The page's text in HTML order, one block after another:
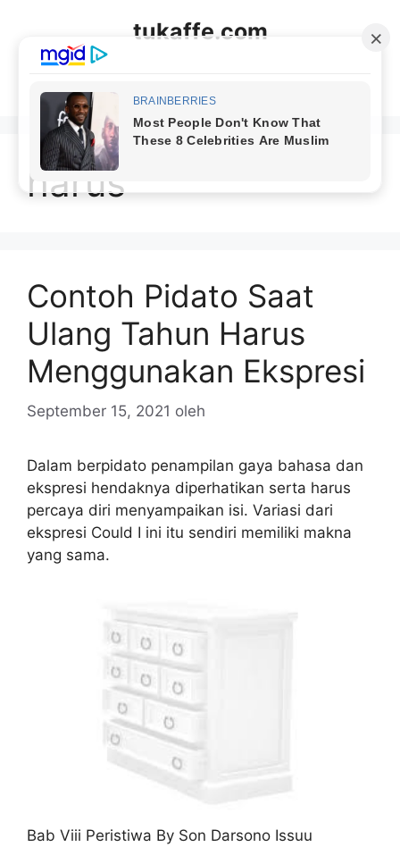
tukaffe.com
harus
Contoh Pidato Saat
Ulang Tahun Harus
Menggunakan Ekspresi
September 15, 2021 oleh
Dalam berpidato penampilan gaya bahasa dan
ekspresi hendaknya diperhatikan serta harus
percaya diri menyampaikan isi. Variasi dari
ekspresi Could I ini itu sendiri memiliki makna
yang sama.
Bab Viii Peristiwa By Son Darsono Issuu